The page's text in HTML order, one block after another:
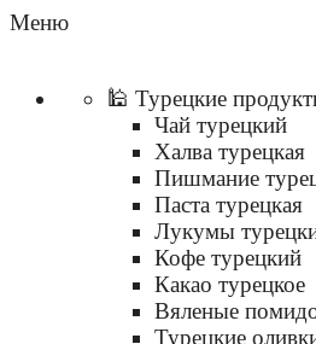
Меню
🕌 Турецкие
Чай турецкий
Халва турецкая
Пишмание
Паста турецкая
Лукумы
Кофе турецкий
Какао турецкое
Вяленые
Турецкие